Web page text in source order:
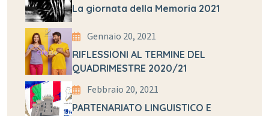
La giornata della Memoria 2021
Gennaio 20, 2021
RIFLESSIONI AL TERMINE DEL
QUADRIMESTRE 2020/21
Febbraio 20, 2021
PARTENARIATO LINGUISTICO E